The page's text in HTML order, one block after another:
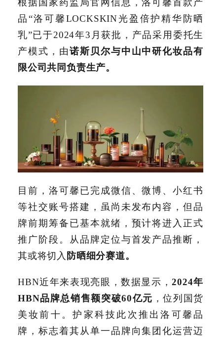
根据国家药监局官网信息，洛可馨首款产
品“洛可馨LOCKSKIN光盈倍护精华防晒
乳”已于2024年3月获批，产品采用委托生
产模式，由诺斯贝尔与中山中研化妆品有
限公司共同负责生产。
目前，洛可馨已完成微信、微博、小红书
等社交账号搭建，虽尚未发布内容，但品
牌前期筹备已基本就绪，预计将进入正式
推广阶段。从品牌定位与首发产品推断，
其或将切入 防晒细分赛道。
HBN近年来表现亮眼，数据显示，2024年
HBN品牌总销售额突破60亿元 ，位列国货
美妆前十。护家科技此次推出洛可馨品
牌，标志着其从单一品牌向集团化运营迈